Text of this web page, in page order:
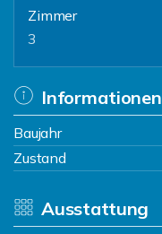
Zimmer
3
Informationen
Baujahr
Zustand
Ausstattung